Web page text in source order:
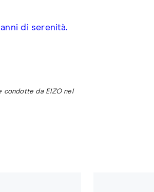
di serenità.
condotte da EIZO nel